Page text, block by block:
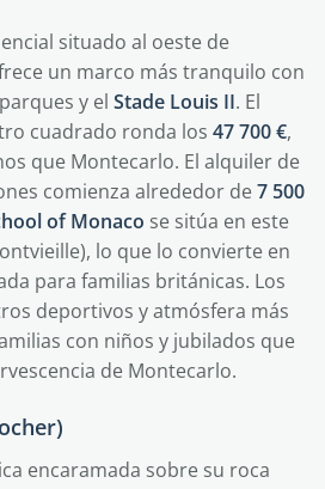
situado al oeste de
un marco más tranquilo con
y el Stade Louis II. El
cuadrado ronda los 47 700 €,
que Montecarlo. El alquiler de
comienza alrededor de7 500
of Monaco se sitúa en este
lo que lo convierte en
para familias británicas. Los
deportivos y atmósfera más
con niños y jubilados que
de Montecarlo.
encaramada sobre su roca